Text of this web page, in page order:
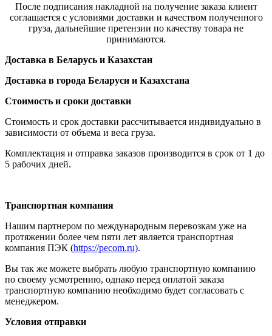
После подписания накладной на получение заказа клиент
соглашается с условиями доставки и качеством полученного
груза, дальнейшие претензии по качеству товара не
принимаются.
Доставка в Беларусь и Казахстан
Доставка в города Беларуси и Казахстана
Стоимость и сроки доставки
Стоимость и срок доставки рассчитывается индивидуально в
зависимости от объема и веса груза.
Комплектация и отправка заказов производится в срок от 1 до
5 рабочих дней.
Транспортная компания
Нашим партнером по международным перевозкам уже на
протяжении более чем пяти лет является транспортная
компания ПЭК (https://pecom.ru).
Вы так же можете выбрать любую транспортную компанию
по своему усмотрению, однако перед оплатой заказа
транспортную компанию необходимо будет согласовать с
менеджером.
Условия отправки